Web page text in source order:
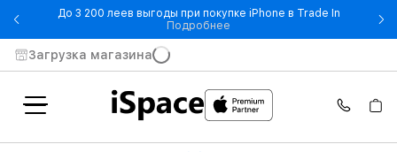
До 3 200 леев выгоды при покупке iPhone в Trade In
Подробнее - До 3 200 леев выгоды при
Загрузка магазина